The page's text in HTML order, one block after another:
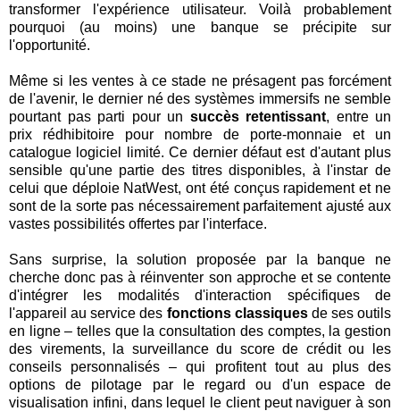
transformer l'expérience utilisateur. Voilà probablement
pourquoi (au moins) une banque se précipite sur
l'opportunité.
Même si les ventes à ce stade ne présagent pas forcément
de l'avenir, le dernier né des systèmes immersifs ne semble
pourtant pas parti pour un succès retentissant, entre un
prix rédhibitoire pour nombre de porte-monnaie et un
catalogue logiciel limité. Ce dernier défaut est d'autant plus
sensible qu'une partie des titres disponibles, à l'instar de
celui que déploie NatWest, ont été conçus rapidement et ne
sont de la sorte pas nécessairement parfaitement ajusté aux
vastes possibilités offertes par l'interface.
Sans surprise, la solution proposée par la banque ne
cherche donc pas à réinventer son approche et se contente
d'intégrer les modalités d'interaction spécifiques de
l'appareil au service des fonctions classiquesde ses outils
en ligne – telles que la consultation des comptes, la gestion
des virements, la surveillance du score de crédit ou les
conseils personnalisés – qui profitent tout au plus des
options de pilotage par le regard ou d'un espace de
visualisation infini, dans lequel le client peut naviguer à son